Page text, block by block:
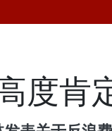
度肯